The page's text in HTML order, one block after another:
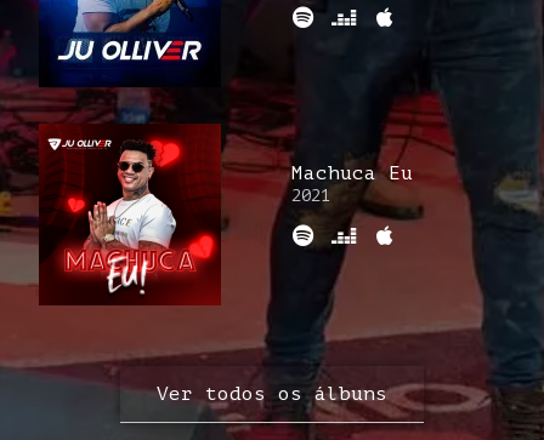
Machuca Eu
2021
Ver todos os álbuns